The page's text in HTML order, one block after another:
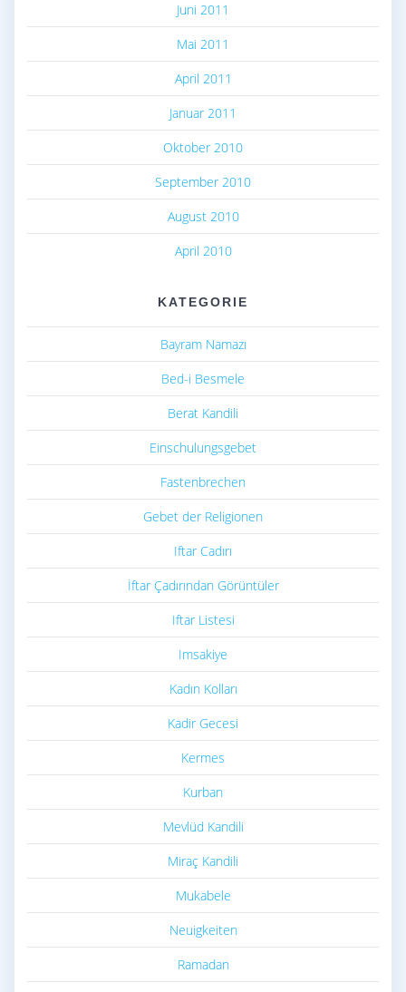
Juni 2011
Mai 2011
April 2011
Januar 2011
Oktober 2010
September 2010
August 2010
April 2010
KATEGORIE
Bayram Namazı
Bed-i Besmele
Berat Kandili
Einschulungsgebet
Fastenbrechen
Gebet der Religionen
Iftar Cadırı
İftar Çadırından Görüntüler
Iftar Listesi
Imsakiye
Kadın Kolları
Kadir Gecesi
Kermes
Kurban
Mevlüd Kandili
Miraç Kandili
Mukabele
Neuigkeiten
Ramadan